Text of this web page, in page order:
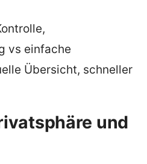
vs einfache
Übersicht, schneller
und